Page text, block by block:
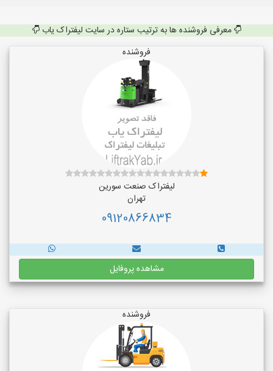
معرفی فروشنده ها به ترتیب ستاره در سایت لیفتراک یاب
فروشنده
لیفتراک صنعت سورین
تهران
09120866834
مشاهده پروفایل
فروشنده